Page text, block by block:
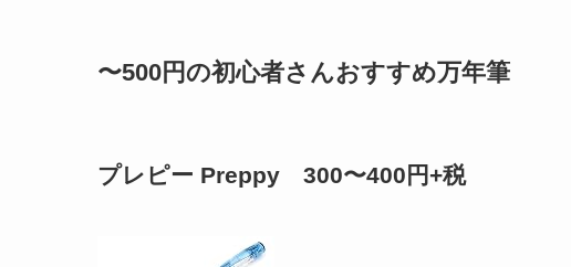
〜500円の初心者さんおすすめ万年筆
プレピー Preppy 300〜400円+税